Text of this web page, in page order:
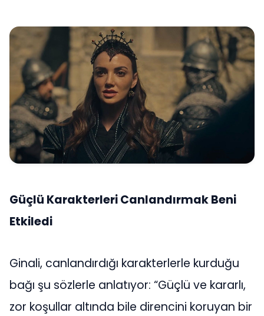
Güçlü Karakterleri Canlandırmak Beni
Etkiledi
Ginali, canlandırdığı karakterlerle kurduğu
bağı şu sözlerle anlatıyor: “Güçlü ve kararlı,
zor koşullar altında bile direncini koruyan bir